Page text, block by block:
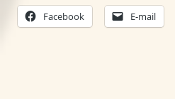
Facebook E-mail